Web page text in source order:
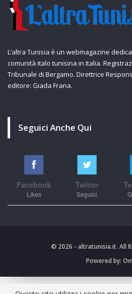
L’altra Tunisia è un webmagazine
comunità italo tunisina in Italia.
Tribunale di Bergamo. Direttrice
editore: Giada Frana.
Seguici Anche Qui
Facebook
Likes
Twitter
Seguici
© 2026 - altratunisia.it. All
Powered by: